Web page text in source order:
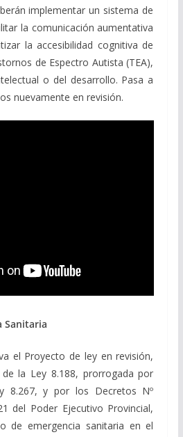
implementar un sistema de
la comunicación aumentativa
la accesibilidad cognitiva de
de Espectro Autista (TEA),
o del desarrollo. Pasa a
nuevamente en revisión.
Sanitaria
el Proyecto de ley en revisión,
la Ley 8.188, prorrogada por
8.267, y por los Decretos Nº
del Poder Ejecutivo Provincial,
de emergencia sanitaria en el